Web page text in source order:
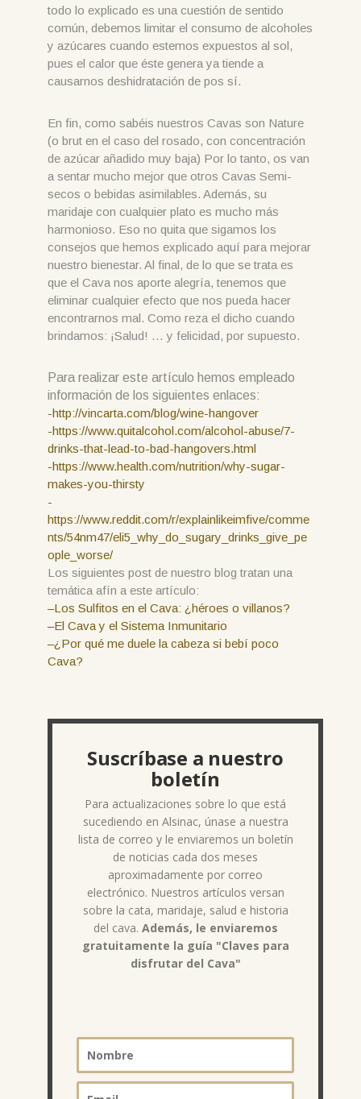
todo lo explicado es una cuestión de sentido
común, debemos limitar el consumo de alcoholes
y azúcares cuando estemos expuestos al sol,
pues el calor que éste genera ya tiende a
causarnos deshidratación de pos sí.
En fin, como sabéis nuestros Cavas son Nature
(o brut en el caso del rosado, con concentración
de azúcar añadido muy baja) Por lo tanto, os van
a sentar mucho mejor que otros Cavas Semi-
secos o bebidas asimilables. Además, su
maridaje con cualquier plato es mucho más
harmonioso. Eso no quita que sigamos los
consejos que hemos explicado aquí para mejorar
nuestro bienestar. Al final, de lo que se trata es
que el Cava nos aporte alegría, tenemos que
eliminar cualquier efecto que nos pueda hacer
encontrarnos mal. Como reza el dicho cuando
brindamos: ¡Salud! … y felicidad, por supuesto.
Para realizar este artículo hemos empleado
información de los siguientes enlaces:
-http://vincarta.com/blog/wine-hangover
-https://www.quitalcohol.com/alcohol-abuse/7-
drinks-that-lead-to-bad-hangovers.html
-https://www.health.com/nutrition/why-sugar-
makes-you-thirsty
-
https://www.reddit.com/r/explainlikeimfive/comme
nts/54nm47/eli5_why_do_sugary_drinks_give_pe
ople_worse/
Los siguientes post de nuestro blog tratan una
temática afín a este artículo:
–Los Sulfitos en el Cava: ¿héroes o villanos?
–El Cava y el Sistema Inmunitario
–¿Por qué me duele la cabeza si bebí poco
Cava?
Suscríbase a nuestro
boletín
Para actualizaciones sobre lo que está
sucediendo en Alsinac, únase a nuestra
lista de correo y le enviaremos un boletín
de noticias cada dos meses
aproximadamente por correo
electrónico. Nuestros artículos versan
sobre la cata, maridaje, salud e historia
del cava. Además, le enviaremos
gratuitamente la guía "Claves para
disfrutar del Cava"